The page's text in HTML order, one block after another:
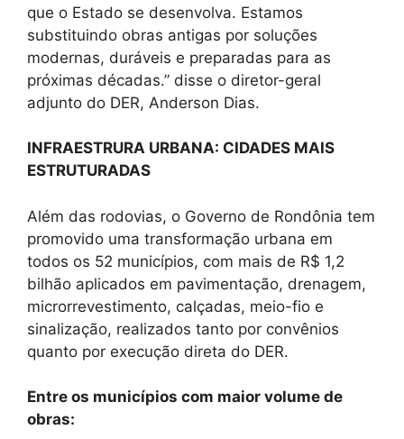
que o Estado se desenvolva. Estamos
substituindo obras antigas por soluções
modernas, duráveis e preparadas para as
próximas décadas.” disse o diretor-geral
adjunto do DER, Anderson Dias.
INFRAESTRURA URBANA: CIDADES MAIS
ESTRUTURADAS
Além das rodovias, o Governo de Rondônia tem
promovido uma transformação urbana em
todos os 52 municípios, com mais de R$ 1,2
bilhão aplicados em pavimentação, drenagem,
microrrevestimento, calçadas, meio-fio e
sinalização, realizados tanto por convênios
quanto por execução direta do DER.
Entre os municípios com maior volume de
obras: